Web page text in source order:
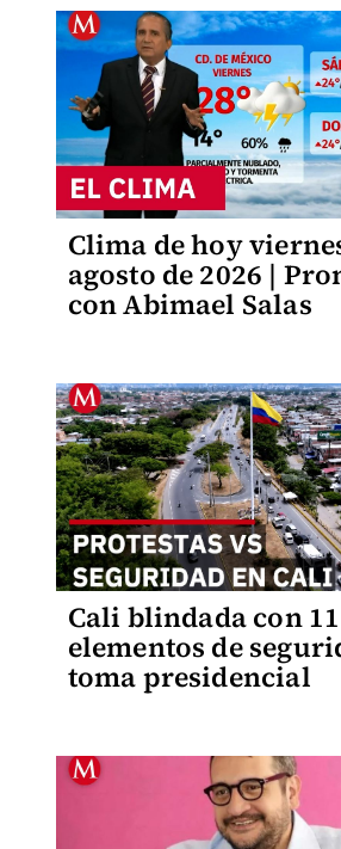
Clima de hoy
agosto de 2026 |
con Abimael Salas
Cali blindada con
elementos de
toma presidencial